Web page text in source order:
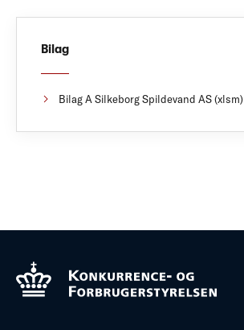
Bilag
Bilag A Silkeborg Spildevand AS (xlsm)